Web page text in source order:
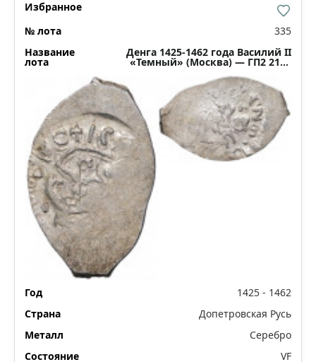
335
Денга 1425-1462 года Василий II
«Темный» (Москва) — ГП2 2151
1425 - 1462
Допетровская Русь
Серебро
VF